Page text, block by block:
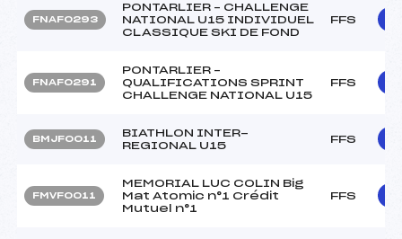
FNAF0293
PONTARLIER – CHALLENGE
NATIONAL U15 INDIVIDUEL
CLASSIQUE SKI DE FOND
FFS
FNAF0291
PONTARLIER –
QUALIFICATIONS SPRINT
CHALLENGE NATIONAL U15
FFS
BMJF0011
BIATHLON INTER-
REGIONAL U15
FFS
FMVF0011
MEMORIAL LUC COLIN Big
Mat Atomic n°1 Crédit
Mutuel n°1
FFS